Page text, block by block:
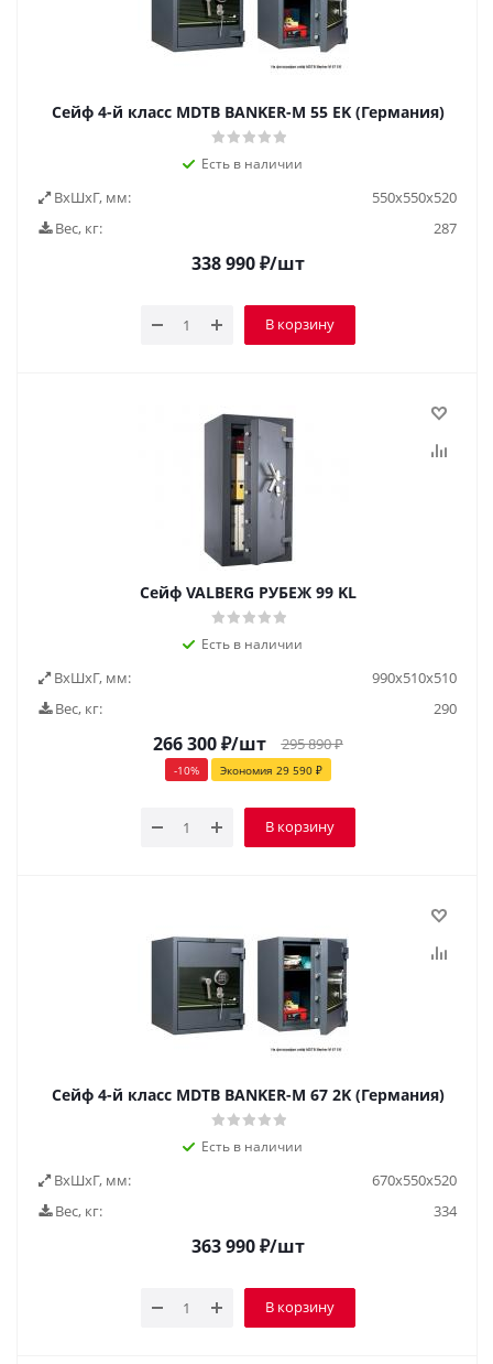
Сейф 4-й класс MDTB BANKER-M 55 EK (Германия)
Есть в наличии
ВxШxГ, мм:
550x550x520
Вес, кг:
287
338 990₽/шт
В корзину
Сейф VALBERG РУБЕЖ 99 KL
Есть в наличии
ВxШxГ, мм:
990х510х510
Вес, кг:
290
266 300₽/шт 295 890₽
-10% Экономия 29 590₽
В корзину
Сейф 4-й класс MDTB BANKER-M 67 2K (Германия)
Есть в наличии
ВxШxГ, мм:
670x550x520
Вес, кг:
334
363 990₽/шт
В корзину